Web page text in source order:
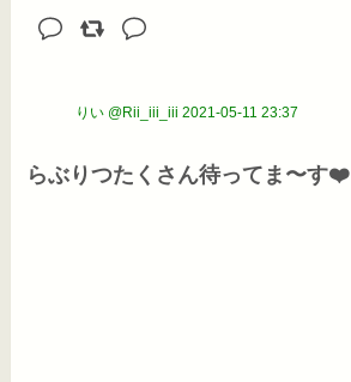
りい @Rii_iii_iii 2021-05-11 23:37
らぶりつたくさん待ってま〜す❤️